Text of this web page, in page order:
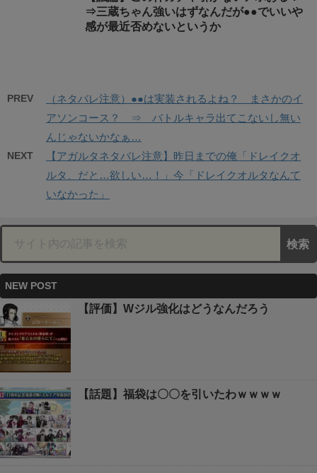
⇒三蔵ちゃん強いはずなんだが●●でいいや
感が最近否めないというか
PREV
（ネタバレ注意）●●は実装されるよね？ まさかのイ
アソンコース？ ⇒ バトルキャラ出てこないし無い
んじゃないかなぁ…
NEXT
【アガルタネタバレ注意】昨日までの俺「ドレイクオ
ルタ、だと…欲しい…！」今「ドレイクオルタなんて
いなかった」
NEW POST
【評価】Wジル強化はどうなんだろう
【話題】福袋は〇〇を引いたわｗｗｗｗ